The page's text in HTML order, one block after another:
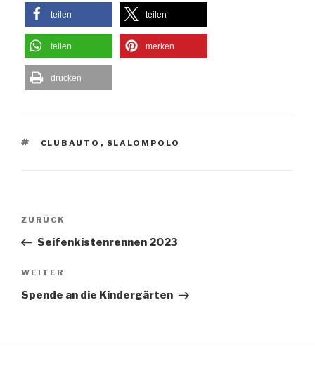
teilen teilen
teilen merken
drucken
SCHLAGWÖRTER
CLUBAUTO , SLALOMPOLO
Beitragsnavigation
Vorheriger
Beitrag
ZURÜCK
Seifenkistenrennen 2023
Nächster
Beitrag
WEITER
Spende an die Kindergärten